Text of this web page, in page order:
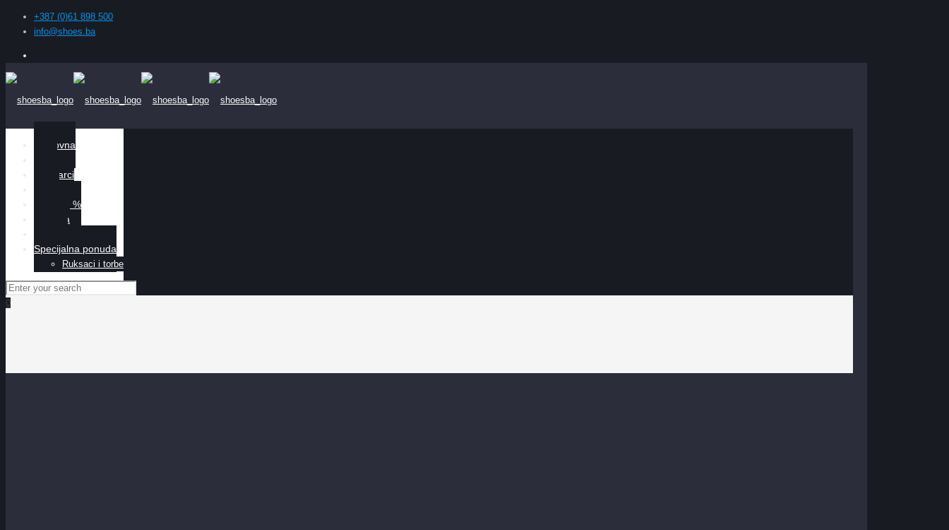
+387 (0)61 898 500
info@shoes.ba
Naslovna
Muškarci
Sniženo %
O nama
Specijalna ponuda
Ruksaci i torbe
0